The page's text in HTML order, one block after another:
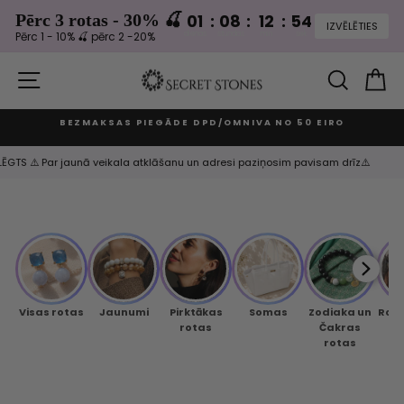
Pērc 3 rotas - 30% 🍒
Pērc 1 - 10% 🍒 pērc 2 -20%
01 : 08 : 12 : 54
turpināt
VIETNES NAVIGĀCIJA
BEZMAKSAS PIEGĀDE DPD/OMNIVA NO 50 EIRO
⚠️ Par jaunā veikala atklāšanu un adresi paziņosim pavisam drīz⚠️
Visas rotas Jaunumi
Pirktākas
rotas
Somas
Zodiaka un
Čakras
rotas